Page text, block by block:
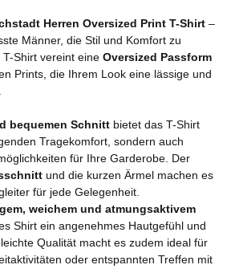
Herren Oversized Print T-Shirt –
Männer, die Stil und Komfort zu
Shirt vereint eine Oversized Passform
Prints, die Ihrem Look eine lässige und
bequemen Schnitt bietet das T-Shirt
Tragekomfort, sondern auch
für Ihre Garderobe. Der
und die kurzen Ärmel machen es
für jede Gelegenheit.
weichem und atmungsaktivem
Shirt ein angenehmes Hautgefühl und
Qualität macht es zudem ideal für
oder entspannten Treffen mit